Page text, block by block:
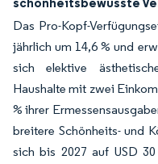
Das Pro-Kopf-
jährlich um 14,6 % und
sich elektive
Haushalte mit zwei
% ihrer
breitere Schönheits- und
sich bis 2027 auf USD